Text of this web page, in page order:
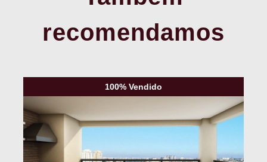
recomendamos
100% Vendido